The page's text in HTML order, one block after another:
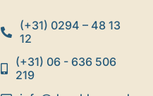
(+31) 0294 – 48 13
12
(+31) 06 - 636 506
219